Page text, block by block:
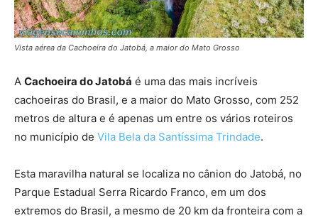
Vista aérea da Cachoeira do Jatobá, a maior do Mato Grosso
A Cachoeira do Jatobá é uma das mais incríveis
cachoeiras do Brasil, e a maior do Mato Grosso, com 252
metros de altura e é apenas um entre os vários roteiros
no município de Vila Bela da Santíssima Trindade.
Esta maravilha natural se localiza no cânion do Jatobá, no
Parque Estadual Serra Ricardo Franco, em um dos
extremos do Brasil, a mesmo de 20 km da fronteira com a